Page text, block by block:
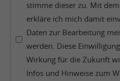
stimme dieser zu. Mit
erkläre ich mich damit
Daten zur Bearbeitung
werden. Diese
Wirkung für die Zukunft
Infos und Hinweise zum